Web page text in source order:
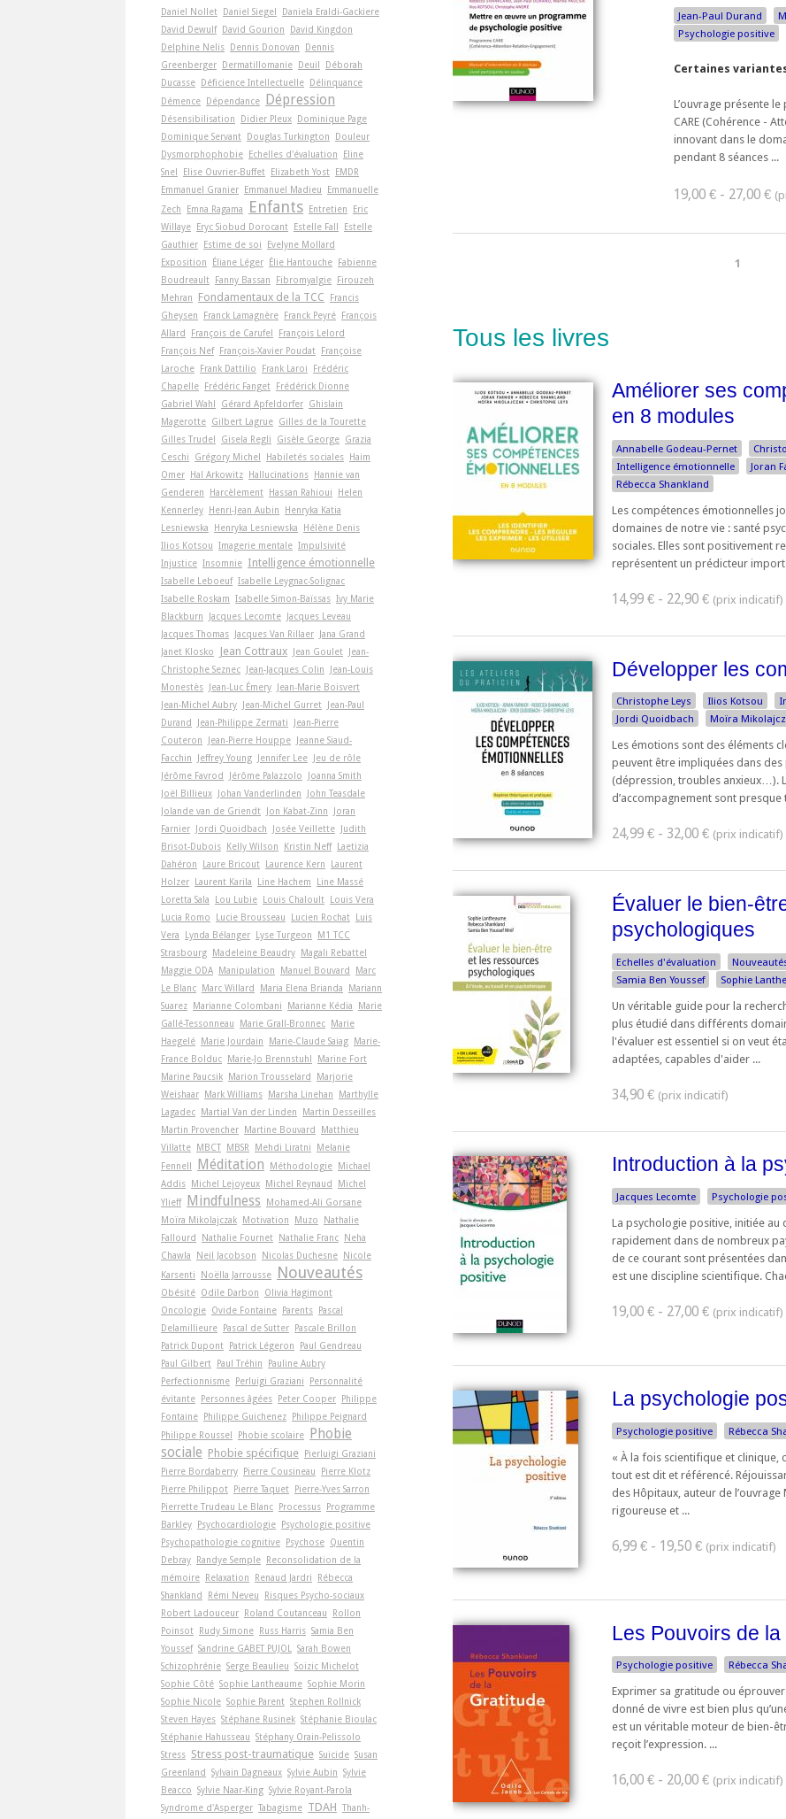
Jean-Paul Durand
Psychologie positive
Certaines
L’ouvrage présente
CARE (Cohérence -
innovant dans le
pendant 8 séances ...
19,00 € - 27,00 €
1
Tous les livres
Améliorer ses
en 8 modules
Annabelle Godeau-Pernet
Intelligence émotionnelle
Joran
Rébecca Shankland
Les compétences émotionnelles
domaines de notre vie : santé
sociales. Elles sont positivement
représentent un prédicteur
14,99 € - 22,90 €
Développer les
Christophe Leys Ilios Kotsou
Jordi Quoidbach
Moïra
Les émotions sont des éléments
peuvent être impliquées dans
(dépression, troubles anxieux…).
d’accompagnement sont
24,99 € - 32,00 €
Évaluer le bien-
psychologiques
Echelles d'évaluation
Samia Ben Youssef
Sophie
Un véritable guide pour la
plus étudié dans différents
l'évaluer est essentiel si on veut
adaptées, capables d'aider ...
34,90 €
Introduction à la
Jacques Lecomte Psychologie
La psychologie positive, initiée au
rapidement dans de nombreux
de ce courant sont présentées
est une discipline scientifique.
19,00 € - 27,00 €
La psychologie
Psychologie positive Rébecca
« À la fois scientifique et clinique,
tout est dit et référencé.
des Hôpitaux, auteur de
rigoureuse et ...
6,99 € - 19,50 €
Les Pouvoirs de la
Psychologie positive Rébecca
Exprimer sa gratitude ou
donné de vivre est bien plus
est un véritable moteur de bien-
reçoit l’expression. ...
16,00 € - 20,00 €
Daniel Nollet Daniel Siegel
Daniela Eraldi-Gackiere
David Dewulf David Gourion
David Kingdon
Delphine Nelis Dennis Donovan
Dennis
Greenberger Dermatillomanie Deuil
Déborah
Ducasse Déficience Intellectuelle Délinquance
Démence Dépendance Dépression
Désensibilisation Didier Pleux Dominique Page
Dominique Servant Douglas Turkington
Douleur
Dysmorphophobie Echelles d'évaluation
Eline
Snel
Elise Ouvrier-Buffet Elizabeth Yost EMDR
Emmanuel Granier Emmanuel Madieu
Emmanuelle
Zech
Emna Ragama Enfants Entretien
Eric
Willaye Eryc Siobud Dorocant Estelle Fall
Estelle
Gauthier Estime de soi
Evelyne Mollard
Exposition
Éliane Léger Élie Hantouche Fabienne
Boudreault Fanny Bassan Fibromyalgie Firouzeh
Mehran
Fondamentaux de la TCC
Francis
Gheysen
Franck Lamagnère Franck Peyré François
Allard
François de Carufel
François Lelord
François Nef François-Xavier Poudat Françoise
Laroche Frank Dattilio Frank Laroi
Frédéric
Chapelle Frédéric Fanget Frédérick Dionne
Gabriel Wahl
Gérard Apfeldorfer Ghislain
Magerotte Gilbert Lagrue Gilles de la Tourette
Gilles Trudel
Gisela Regli Gisèle George Grazia
Ceschi
Grégory Michel Habiletés sociales Haim
Omer Hal Arkowitz Hallucinations Hannie van
Genderen
Harcèlement Hassan Rahioui
Helen
Kennerley Henri-Jean Aubin
Henryka Katia
Lesniewska
Henryka Lesniewska
Hélène Denis
Ilios Kotsou Imagerie mentale Impulsivité
Injustice Insomnie Intelligence émotionnelle
Isabelle Leboeuf Isabelle Leygnac-Solignac
Isabelle Roskam Isabelle Simon-Baïssas Ivy Marie
Blackburn
Jacques Lecomte Jacques Leveau
Jacques Thomas Jacques Van Rillaer Jana Grand
Janet Klosko
Jean Cottraux Jean Goulet Jean-
Christophe Seznec Jean-Jacques Colin
Jean-Louis
Monestès Jean-Luc Émery Jean-Marie Boisvert
Jean-Michel Aubry Jean-Michel Gurret Jean-Paul
Durand
Jean-Philippe Zermati
Jean-Pierre
Couteron
Jean-Pierre Houppe Jeanne Siaud-
Facchin
Jeffrey Young Jennifer Lee Jeu de rôle
Jérôme Favrod
Jérôme Palazzolo
Joanna Smith
Joël Billieux Johan Vanderlinden
John Teasdale
Jolande van de Griendt Jon Kabat-Zinn
Joran
Farnier Jordi Quoidbach Josée Veillette Judith
Brisot-Dubois Kelly Wilson Kristin Neff Laetizia
Dahéron
Laure Bricout Laurence Kern
Laurent
Holzer Laurent Karila Line Hachem
Line Massé
Loretta Sala
Lou Lubie Louis Chaloult Louis Vera
Lucia Romo
Lucie Brousseau Lucien Rochat Luis
Vera
Lynda Bélanger Lyse Turgeon
M1 TCC
Strasbourg Madeleine Beaudry Magali Rebattel
Maggie ODA Manipulation Manuel Bouvard
Marc
Le Blanc Marc Willard Maria Elena Brianda
Mariann
Suarez Marianne Colombani Marianne Kédia
Marie
Gallé-Tessonneau
Marie Grall-Bronnec Marie
Haegelé Marie Jourdain Marie-Claude Saiag Marie-
France Bolduc Marie-Jo Brennstuhl
Marine Fort
Marine Paucsik Marion Trousselard
Marjorie
Weishaar Mark Williams Marsha Linehan
Marthylle
Lagadec Martial Van der Linden
Martin Desseilles
Martin Provencher Martine Bouvard
Matthieu
Villatte MBCT MBSR Mehdi Liratni
Melanie
Fennell
Méditation Méthodologie Michael
Addis Michel Lejoyeux Michel Reynaud
Michel
Ylieff
Mindfulness
Mohamed-Ali Gorsane
Moïra Mikolajczak Motivation Muzo
Nathalie
Fallourd
Nathalie Fournet Nathalie Franc Neha
Chawla
Neil Jacobson Nicolas Duchesne Nicole
Karsenti
Noëlla Jarrousse Nouveautés
Obésité Odile Darbon
Olivia Hagimont
Oncologie Ovide Fontaine Parents Pascal
Delamillieure Pascal de Sutter Pascale Brillon
Patrick Dupont Patrick Légeron
Paul Gendreau
Paul Gilbert Paul Tréhin
Pauline Aubry
Perfectionnisme Perluigi Graziani
Personnalité
évitante Personnes âgées Peter Cooper Philippe
Fontaine Philippe Guichenez Philippe Peignard
Philippe Roussel
Phobie scolaire
Phobie
sociale Phobie spécifique Pierluigi Graziani
Pierre Bordaberry Pierre Cousineau
Pierre Klotz
Pierre Philippot Pierre Taquet Pierre-Yves Sarron
Pierrette Trudeau Le Blanc Processus Programme
Barkley Psychocardiologie Psychologie positive
Psychopathologie cognitive Psychose Quentin
Debray Randye Semple Reconsolidation de la
mémoire Relaxation Renaud Jardri
Rébecca
Shankland
Rémi Neveu
Risques Psycho-sociaux
Robert Ladouceur Roland Coutanceau
Rollon
Poinsot Rudy Simone Russ Harris Samia Ben
Youssef Sandrine GABET PUJOL
Sarah Bowen
Schizophrénie Serge Beaulieu Soizic Michelot
Sophie Côté Sophie Lantheaume Sophie Morin
Sophie Nicole Sophie Parent Stephen Rollnick
Steven Hayes Stéphane Rusinek Stéphanie Bioulac
Stéphanie Hahusseau Stéphany Orain-Pelissolo
Stress Stress post-traumatique Suicide Susan
Greenland Sylvain Dagneaux Sylvie Aubin Sylvie
Beacco Sylvie Naar-King Sylvie Royant-Parola
Syndrome d'Asperger Tabagisme TDAH Thanh-